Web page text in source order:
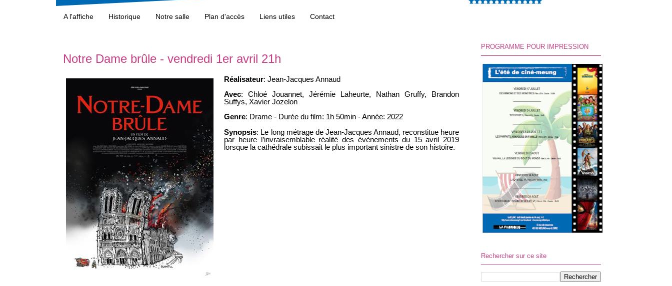
A l'affiche Historique Notre salle Plan d'accès Liens utiles Contact
Notre Dame brûle - vendredi 1er avril 21h
Réalisateur: Jean-Jacques Annaud
Avec: Chloé Jouannet, Jérémie Laheurte, Nathan Gruffy, Brandon
Suffys, Xavier Jozelon
Genre: Drame - Durée du film: 1h 50min - Année: 2022
Synopsis: Le long métrage de Jean-Jacques Annaud, reconstitue heure
par heure l’invraisemblable réalité des évènements du 15 avril 2019
lorsque lacathédrale subissait le plus important sinistre de son histoire.
PROGRAMME POUR IMPRESSION
Rechercher sur ce site